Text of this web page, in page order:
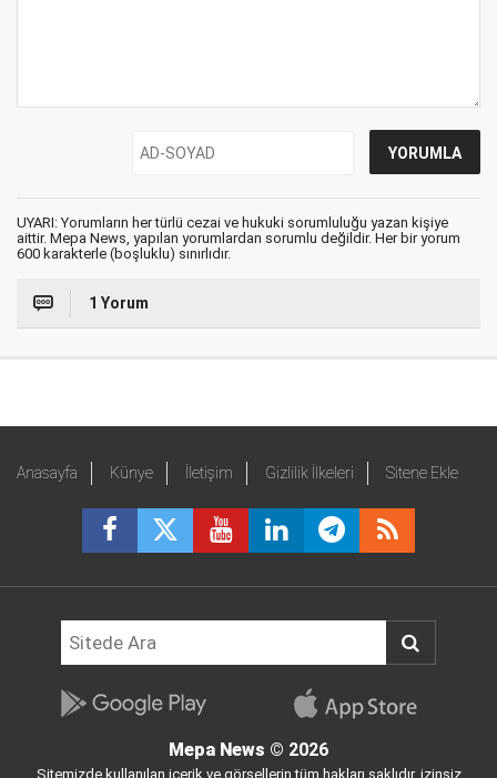
UYARI: Yorumların her türlü cezai ve hukuki sorumluluğu yazan kişiye
aittir. Mepa News, yapılan yorumlardan sorumlu değildir. Her bir yorum
600 karakterle (boşluklu) sınırlıdır.
1 Yorum
Anasayfa Künye İletişim Gizlilik İlkeleri Sitene Ekle
Mepa News © 2026
Sitemizde kullanılan içerik ve görsellerin tüm hakları saklıdır, izinsiz